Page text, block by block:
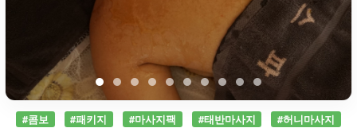
#콤보 #패키지 #마사지팩 #태반마사지
#허니마사지